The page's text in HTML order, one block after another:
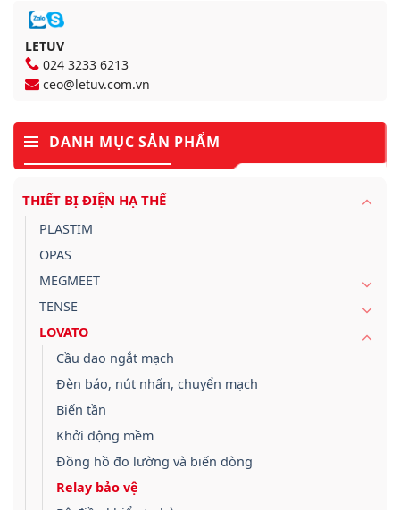
LETUV
024 3233 6213
ceo@letuv.com.vn
DANH MỤC SẢN PHẨM
THIẾT BỊ ĐIỆN HẠ THẾ
PLASTIM
OPAS
MEGMEET
TENSE
LOVATO
Cầu dao ngắt mạch
Đèn báo, nút nhấn, chuyển mạch
Biến tần
Khởi động mềm
Đồng hồ đo lường và biến dòng
Relay bảo vệ